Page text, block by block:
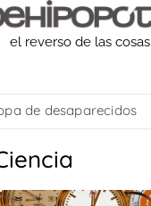
el reverso de las cosas
desaparecidos